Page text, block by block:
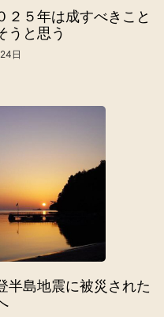
２５年は成すべきこと
うと思う
日
半島地震に被災された